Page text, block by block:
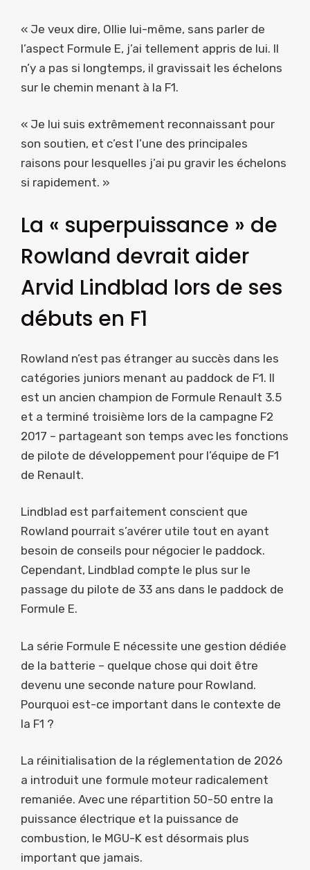
« Je veux dire, Ollie lui-même, sans parler de
l’aspect Formule E, j’ai tellement appris de lui. Il
n’y a pas si longtemps, il gravissait les échelons
sur le chemin menant à la F1.
« Je lui suis extrêmement reconnaissant pour
son soutien, et c’est l’une des principales
raisons pour lesquelles j’ai pu gravir les échelons
si rapidement. »
La « superpuissance » de
Rowland devrait aider
Arvid Lindblad lors de ses
débuts en F1
Rowland n’est pas étranger au succès dans les
catégories juniors menant au paddock de F1. Il
est un ancien champion de Formule Renault 3.5
et a terminé troisième lors de la campagne F2
2017 – partageant son temps avec les fonctions
de pilote de développement pour l’équipe de F1
de Renault.
Lindblad est parfaitement conscient que
Rowland pourrait s’avérer utile tout en ayant
besoin de conseils pour négocier le paddock.
Cependant, Lindblad compte le plus sur le
passage du pilote de 33 ans dans le paddock de
Formule E.
La série Formule E nécessite une gestion dédiée
de la batterie – quelque chose qui doit être
devenu une seconde nature pour Rowland.
Pourquoi est-ce important dans le contexte de
la F1 ?
La réinitialisation de la réglementation de 2026
a introduit une formule moteur radicalement
remaniée. Avec une répartition 50-50 entre la
puissance électrique et la puissance de
combustion, le MGU-K est désormais plus
important que jamais.